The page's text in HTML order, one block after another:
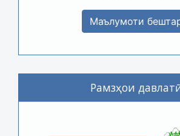
Маълумоти
Рамзҳои